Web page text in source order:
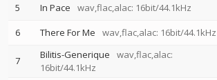
5 In Pace wav,flac,alac: 16bit/44.1kHz
6
There For Me wav,flac,alac: 16bit/44.1kHz
7 Bilitis-Generique
wav,flac,alac:
16bit/44.1kHz